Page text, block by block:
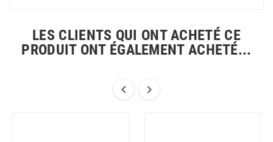
LES CLIENTS QUI ONT ACHETÉ CE
PRODUIT ONT ÉGALEMENT ACHETÉ...
 